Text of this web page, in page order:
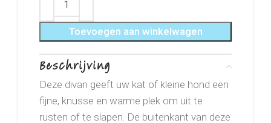
Toevoegen aan winkelwagen
Beschrijving
Deze divan geeft uw kat of kleine hond een
fijne, knusse en warme plek om uit te
rusten of te slapen. De buitenkant van deze